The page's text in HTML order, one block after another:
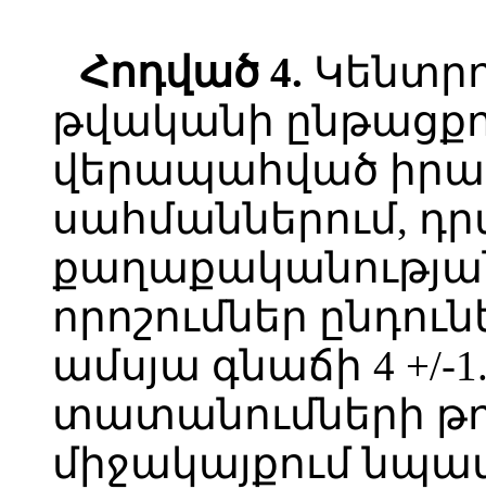
Հոդված 4.
թվականի
վերապահված
սահմաններում,
որոշումներ
ամսյա գնաճի 4 +/-
տատանումների
միջակայքում